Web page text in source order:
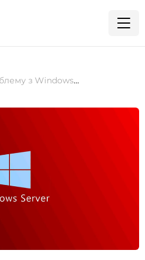
Microsoft підтвердив проблему з Windows Server, що стоїть за збоями контролера домену